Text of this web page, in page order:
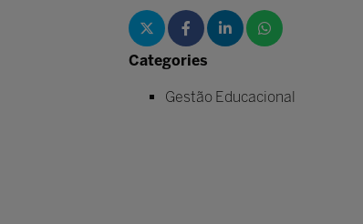
Categories
Gestão Educacional